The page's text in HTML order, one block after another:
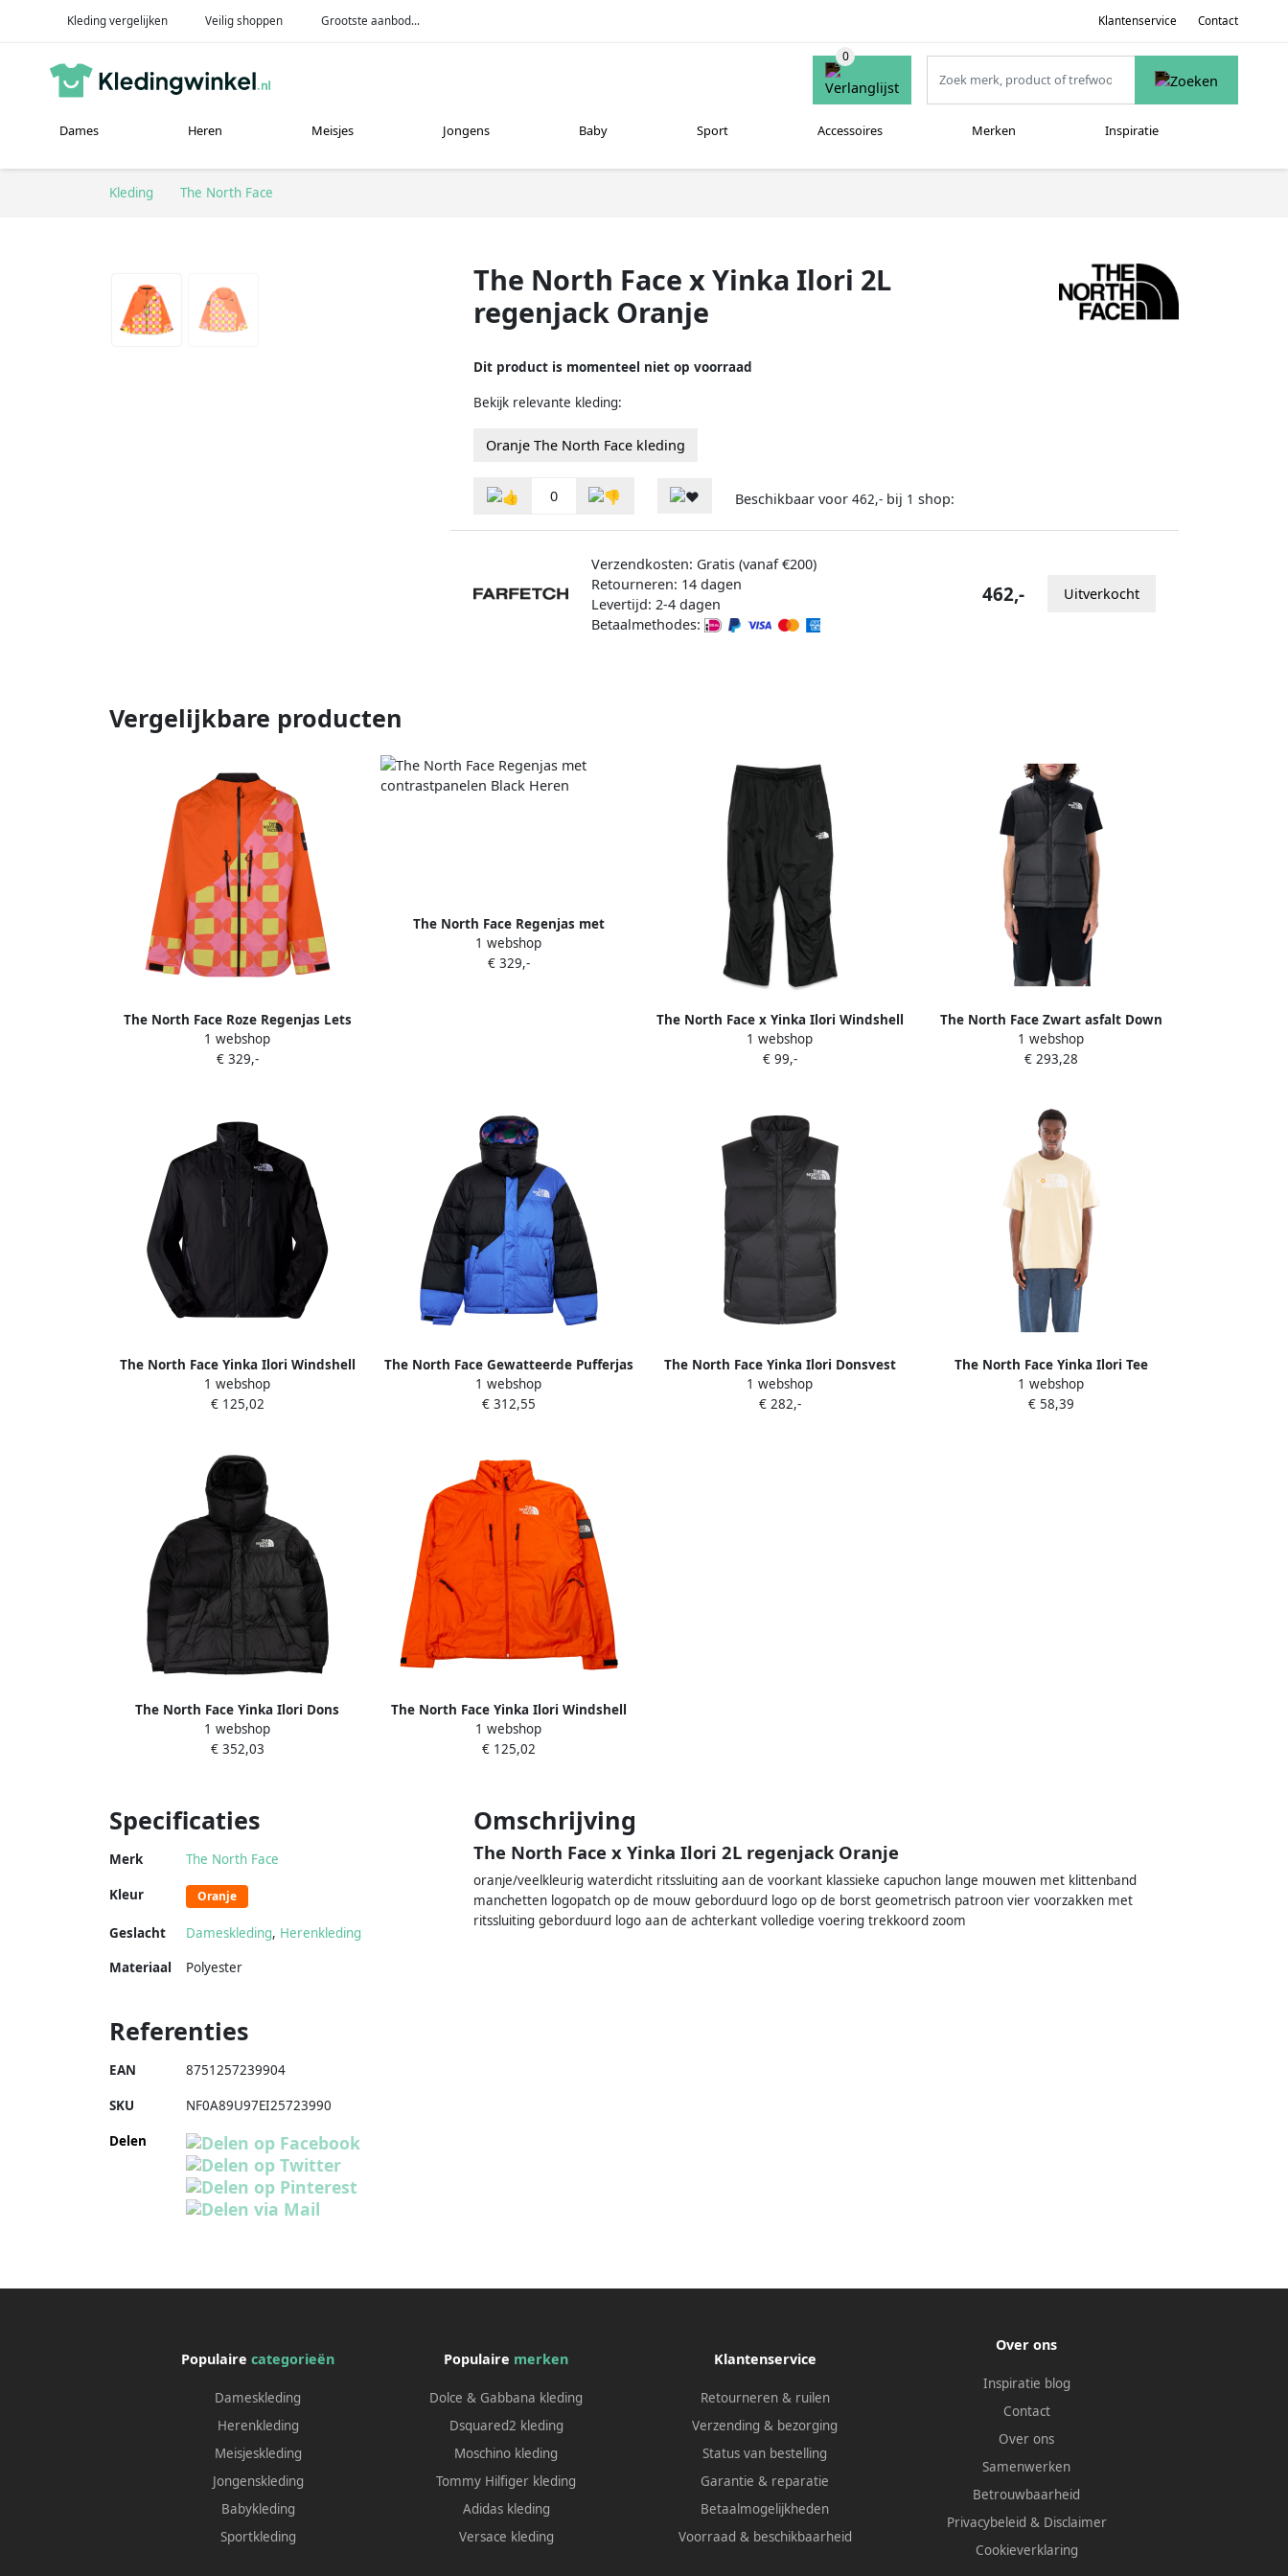
Kleding vergelijken Veilig shoppen Grootste aanbod... Klantenservice Contact
Dames Heren Meisjes Jongens Baby Sport Accessoires Merken Inspiratie
Kleding The North Face
The North Face x Yinka Ilori 2L
regenjack Oranje
Dit product is momenteel niet op voorraad
Bekijk relevante kleding:
Oranje The North Face kleding
0 Beschikbaar voor 462,- bij 1 shop:
Verzendkosten: Gratis (vanaf €200)
Retourneren: 14 dagen
Levertijd: 2-4 dagen
Betaalmethodes:
462,- Uitverkocht
Vergelijkbare producten
The North Face Roze Regenjas Lets
Blossom Multicolor Heren
1 webshop
€ 329,-
The North Face Regenjas met
contrastpanelen Black Heren
1 webshop
€ 329,-
The North Face x Yinka Ilori Windshell
broek Zwart
1 webshop
€ 99,-
The North Face Zwart asfalt Down
Gilet Aw24 Black Heren
1 webshop
€ 293,28
The North Face Yinka Ilori Windshell
jack in zwart Black Heren
1 webshop
€ 125,02
The North Face Gewatteerde Pufferjas
met Capuchon Blue Heren
1 webshop
€ 312,55
The North Face Yinka Ilori Donsvest
Zwart Grijs Black Heren
1 webshop
€ 282,-
The North Face Yinka Ilori Tee
Samenwerking Shirt Beige Heren
1 webshop
€ 58,39
The North Face Yinka Ilori Dons
Pufferjas Zwart Black Heren
1 webshop
€ 352,03
The North Face Yinka Ilori Windshell
jack in Oranje Orange Heren
1 webshop
€ 125,02
Specificaties
Merk The North Face
Kleur Oranje
Geslacht Dameskleding, Herenkleding
Materiaal
Polyester
Omschrijving
The North Face x Yinka Ilori 2L regenjack Oranje
oranje/veelkleurig waterdicht ritssluiting aan de voorkant klassieke capuchon lange mouwen met klittenband
manchetten logopatch op de mouw geborduurd logo op de borst geometrisch patroon vier voorzakken met
ritssluiting geborduurd logo aan de achterkant volledige voering trekkoord zoom
Referenties
EAN 8751257239904
SKU NF0A89U97EI25723990
Delen
Populairecategorieën
Dameskleding
Herenkleding
Meisjeskleding
Jongenskleding
Babykleding
Sportkleding
Populaire merken
Dolce & Gabbana kleding
Dsquared2 kleding
Moschino kleding
Tommy Hilfiger kleding
Adidas kleding
Versace kleding
Klantenservice
Retourneren & ruilen
Verzending & bezorging
Status van bestelling
Garantie & reparatie
Betaalmogelijkheden
Voorraad & beschikbaarheid
Over ons
Inspiratie blog
Contact
Over ons
Samenwerken
Betrouwbaarheid
Privacybeleid & Disclaimer
Cookieverklaring